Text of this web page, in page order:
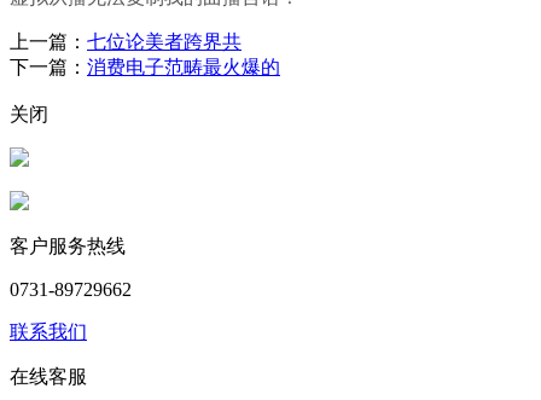
上一篇： 七位论美者跨界共
下一篇： 消费电子范畴最火爆的
关闭
客户服务热线
0731-89729662
联系我们
在线客服